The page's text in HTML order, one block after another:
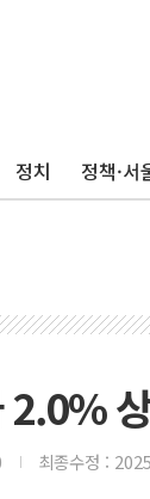
정치 정책·서
2.0%
최종수정 :